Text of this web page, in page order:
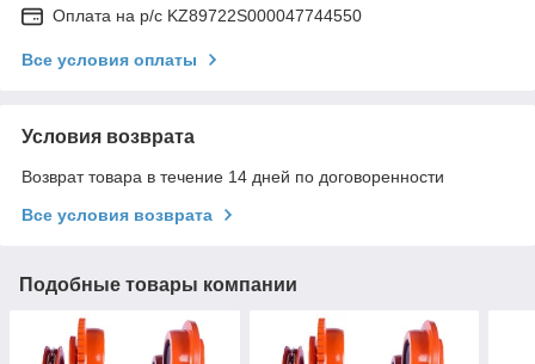
Оплата на р/с KZ89722S000047744550
Все условия оплаты
Условия возврата
Возврат товара в течение 14 дней по договоренности
Все условия возврата
Подобные товары компании